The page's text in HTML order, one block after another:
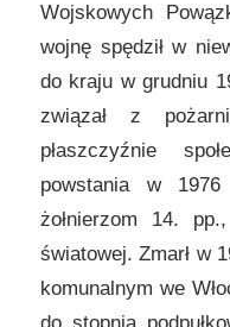
Wojskowych
wojnę spędził w
do kraju w grudniu
związał z
płaszczyźnie
powstania w 1976
żołnierzom 14.
światowej. Zmarł w
komunalnym we